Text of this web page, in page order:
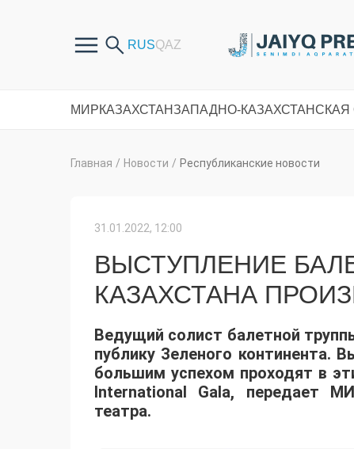
МИРКАЗАХСТАНЗАПАДНО-КАЗАХСТАНСКАЯ
Главная / Новости / Республиканские новости
31.01.2022, 12:00
ВЫСТУПЛЕНИЕ
КАЗАХСТАНА
Ведущий солист балетной
публику Зеленого континента.
большим успехом проходят в
International Gala, передает
театра.